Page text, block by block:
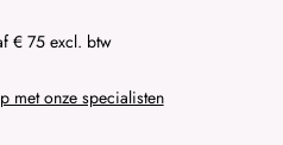
€ 75 excl. btw
met onze specialisten